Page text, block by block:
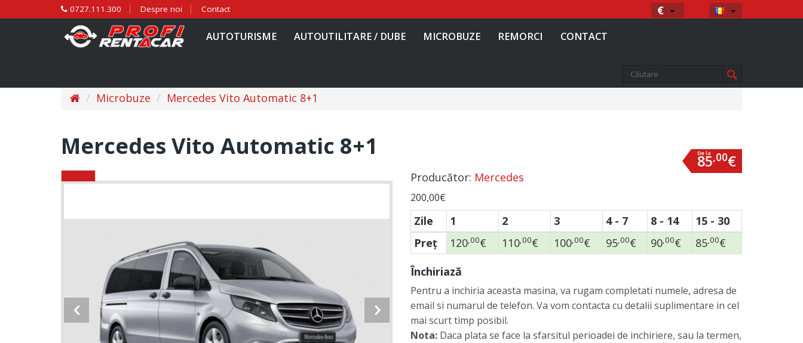
0727.111.300 Despre noi Contact € Moneda Limba
AUTOTURISME AUTOUTILITARE / DUBE MICROBUZE REMORCI CONTACT
Microbuze Mercedes Vito Automatic 8+1
Mercedes Vito Automatic 8+1 De la
85,00€
Producător: Mercedes
200,00€
Zile 1 2 3 4 - 7 8 - 14
15 - 30
Preţ
120,00€ 110,00€ 100,00€ 95,00€ 90,00€ 85,00€
Închiriază
Pentru a inchiria aceasta masina, va rugam completati numele, adresa de
email si numarul de telefon. Va vom contacta cu detalii suplimentare in cel
mai scurt timp posibil.
Nota: Daca plata se face la sfarsitul perioadei de inchiriere, sau la termen,